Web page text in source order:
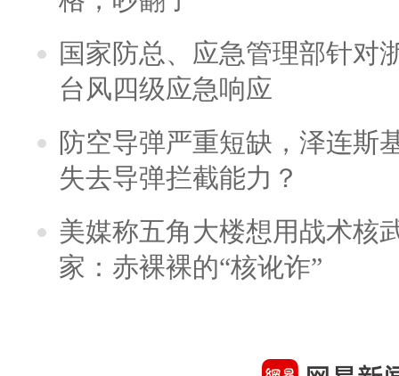
国家防总、应急管理部针对
台风四级应急响应
防空导弹严重短缺，泽连斯
失去导弹拦截能力？
美媒称五角大楼想用战术核
家：赤裸裸的“核讹诈”